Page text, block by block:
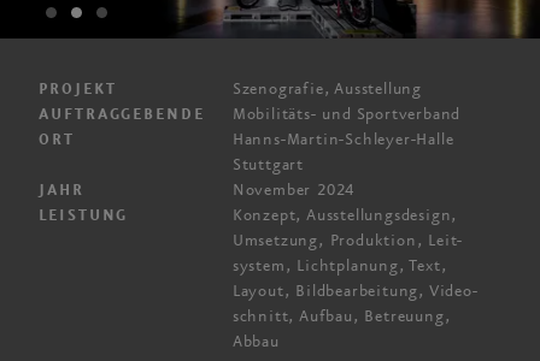
PROJEKT Szenografie, Ausstellung
AUFTRAGGEBENDE Mobilitäts- und Sportverband
ORT
Hanns-Martin-Schleyer-Halle
Stuttgart
JAHR November 2024
LEISTUNG
Konzept, Ausstellungs­design,
Umsetzung, Produktion, Leit­
system, Licht­planung, Text,
Layout, Bild­bearbeitung, Video­
schnitt, Aufbau, Betreuung,
Abbau